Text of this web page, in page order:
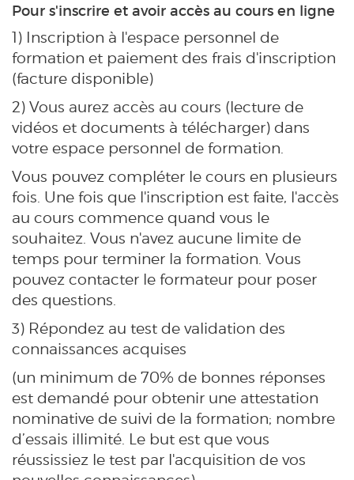
Pour s'inscrire et avoir accès au cours en ligne
1) Inscription à l'espace personnel de
formation et paiement des frais d'inscription
(facture disponible)
2) Vous aurez accès au cours (lecture de
vidéos et documents à télécharger) dans
votre espace personnel de formation.
Vous pouvez compléter le cours en plusieurs
fois. Une fois que l'inscription est faite, l'accès
au cours commence quand vous le
souhaitez. Vous n'avez aucune limite de
temps pour terminer la formation. Vous
pouvez contacter le formateur pour poser
des questions.
3) Répondez au test de validation des
connaissances acquises
(un minimum de 70% de bonnes réponses
est demandé pour obtenir une attestation
nominative de suivi de la formation; nombre
d’essais illimité. Le but est que vous
réussissiez le test par l'acquisition de vos